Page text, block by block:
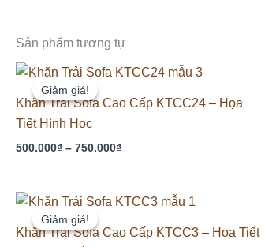
Sản phẩm tương tự
Giảm giá!
Giảm giá!
Khăn Trải Sofa Cao Cấp KTCC24 – Họa
Tiết Hình Học
500.000₫ – 750.000₫
Khoảng
từ
500.000₫
Giảm giá!
Giảm giá!
Khăn Trải Sofa Cao Cấp KTCC3 – Họa Tiết
Khoảng
từ
420.000₫